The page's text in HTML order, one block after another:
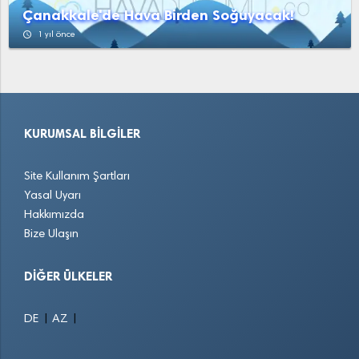
Çanakkale'de Hava Birden Soğuyacak!
access_time 1 yıl önce
KURUMSAL BILGILER
Site Kullanım Şartları
Yasal Uyarı
Hakkımızda
Bize Ulaşın
DIĞER ÜLKELER
DE AZ